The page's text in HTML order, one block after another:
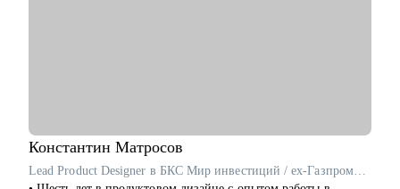
Константин Матросов
Lead Product Designer в БКС Мир инвестиций / ex-Газпромбанк